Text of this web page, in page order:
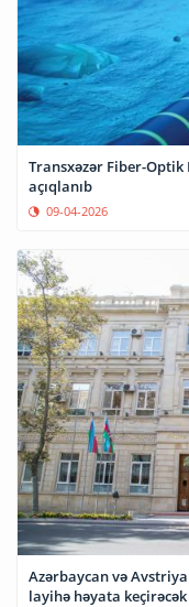
Transxəzər Fiber-
açıqlanıb
09-04-2026
Azərbaycan və
layihə həyata keçirəcək